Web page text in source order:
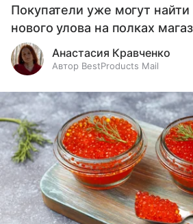
Покупатели уже могут
нового улова на полках
Анастасия Кравченко
Автор BestProducts Mail